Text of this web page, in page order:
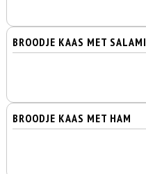
BROODJE KAAS MET SALAMI
BROODJE KAAS MET HAM